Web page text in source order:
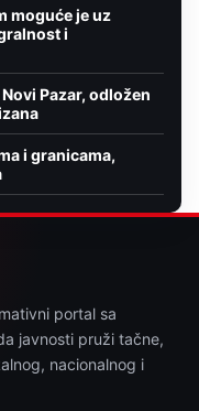
moguće je uz
i
Pazar, odložen
i granicama,
portal sa
javnosti pruži tačne,
nacionalnog i